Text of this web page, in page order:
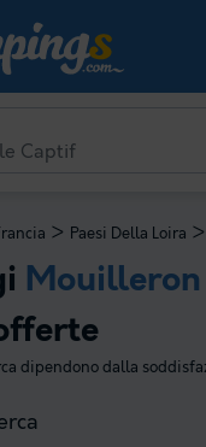
> Paesi Della Loira >
dipendono dalla